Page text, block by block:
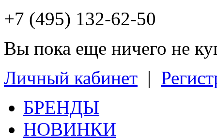
+7 (495) 132-62-50
Вы пока еще ничего не
Личный кабинет |
БРЕНДЫ
НОВИНКИ